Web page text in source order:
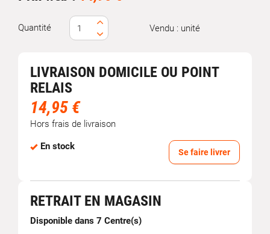
Quantité Vendu : unité
LIVRAISON DOMICILE OU POINT
RELAIS
14,95 €
Hors frais de livraison
En stock
Se faire livrer
RETRAIT EN MAGASIN
Disponible dans 7 Centre(s)